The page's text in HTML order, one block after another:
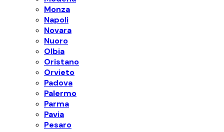
Monza
Napoli
Novara
Nuoro
Olbia
Oristano
Orvieto
Padova
Palermo
Parma
Pavia
Pesaro